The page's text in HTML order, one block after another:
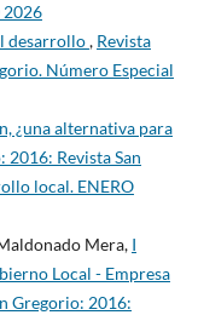
2026
desarrollo, Revista
Número Especial
¿una alternativa para
2016: Revista San
local. ENERO
Mera, I
Local - Empresa
Gregorio: 2016: